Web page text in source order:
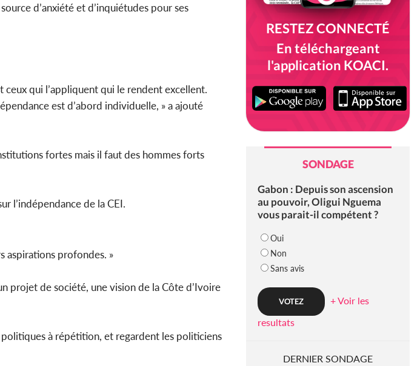
d’anxiété et d’inquiétudes pour ses
ceux qui l’appliquent qui le rendent excellent.
est d’abord individuelle, » a ajouté
fortes mais il faut des hommes forts
l’indépendance de la CEI.
aspirations profondes. »
projet de société, une vision de la Côte d’Ivoire
à répétition, et regardent les politiciens
RESTEZ CONNECTÉ
En téléchargeant
l'application KOACI.
SONDAGE
Gabon : Depuis son ascension
au pouvoir, Oligui Nguema
vous parait-il compétent ?
Oui
Non
Sans avis
+ Voir les
resultats
DERNIER SONDAGE